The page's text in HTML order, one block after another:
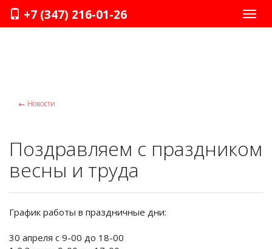
+7 (347) 216-01-26
← Новости
Поздравляем с праздником
весны и труда
График работы в праздничные дни:
30 апреля с 9-00 до 18-00